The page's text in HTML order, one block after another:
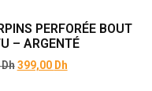
PERFORÉE BOUT
– ARGENTÉ
Dh 399,00 Dh